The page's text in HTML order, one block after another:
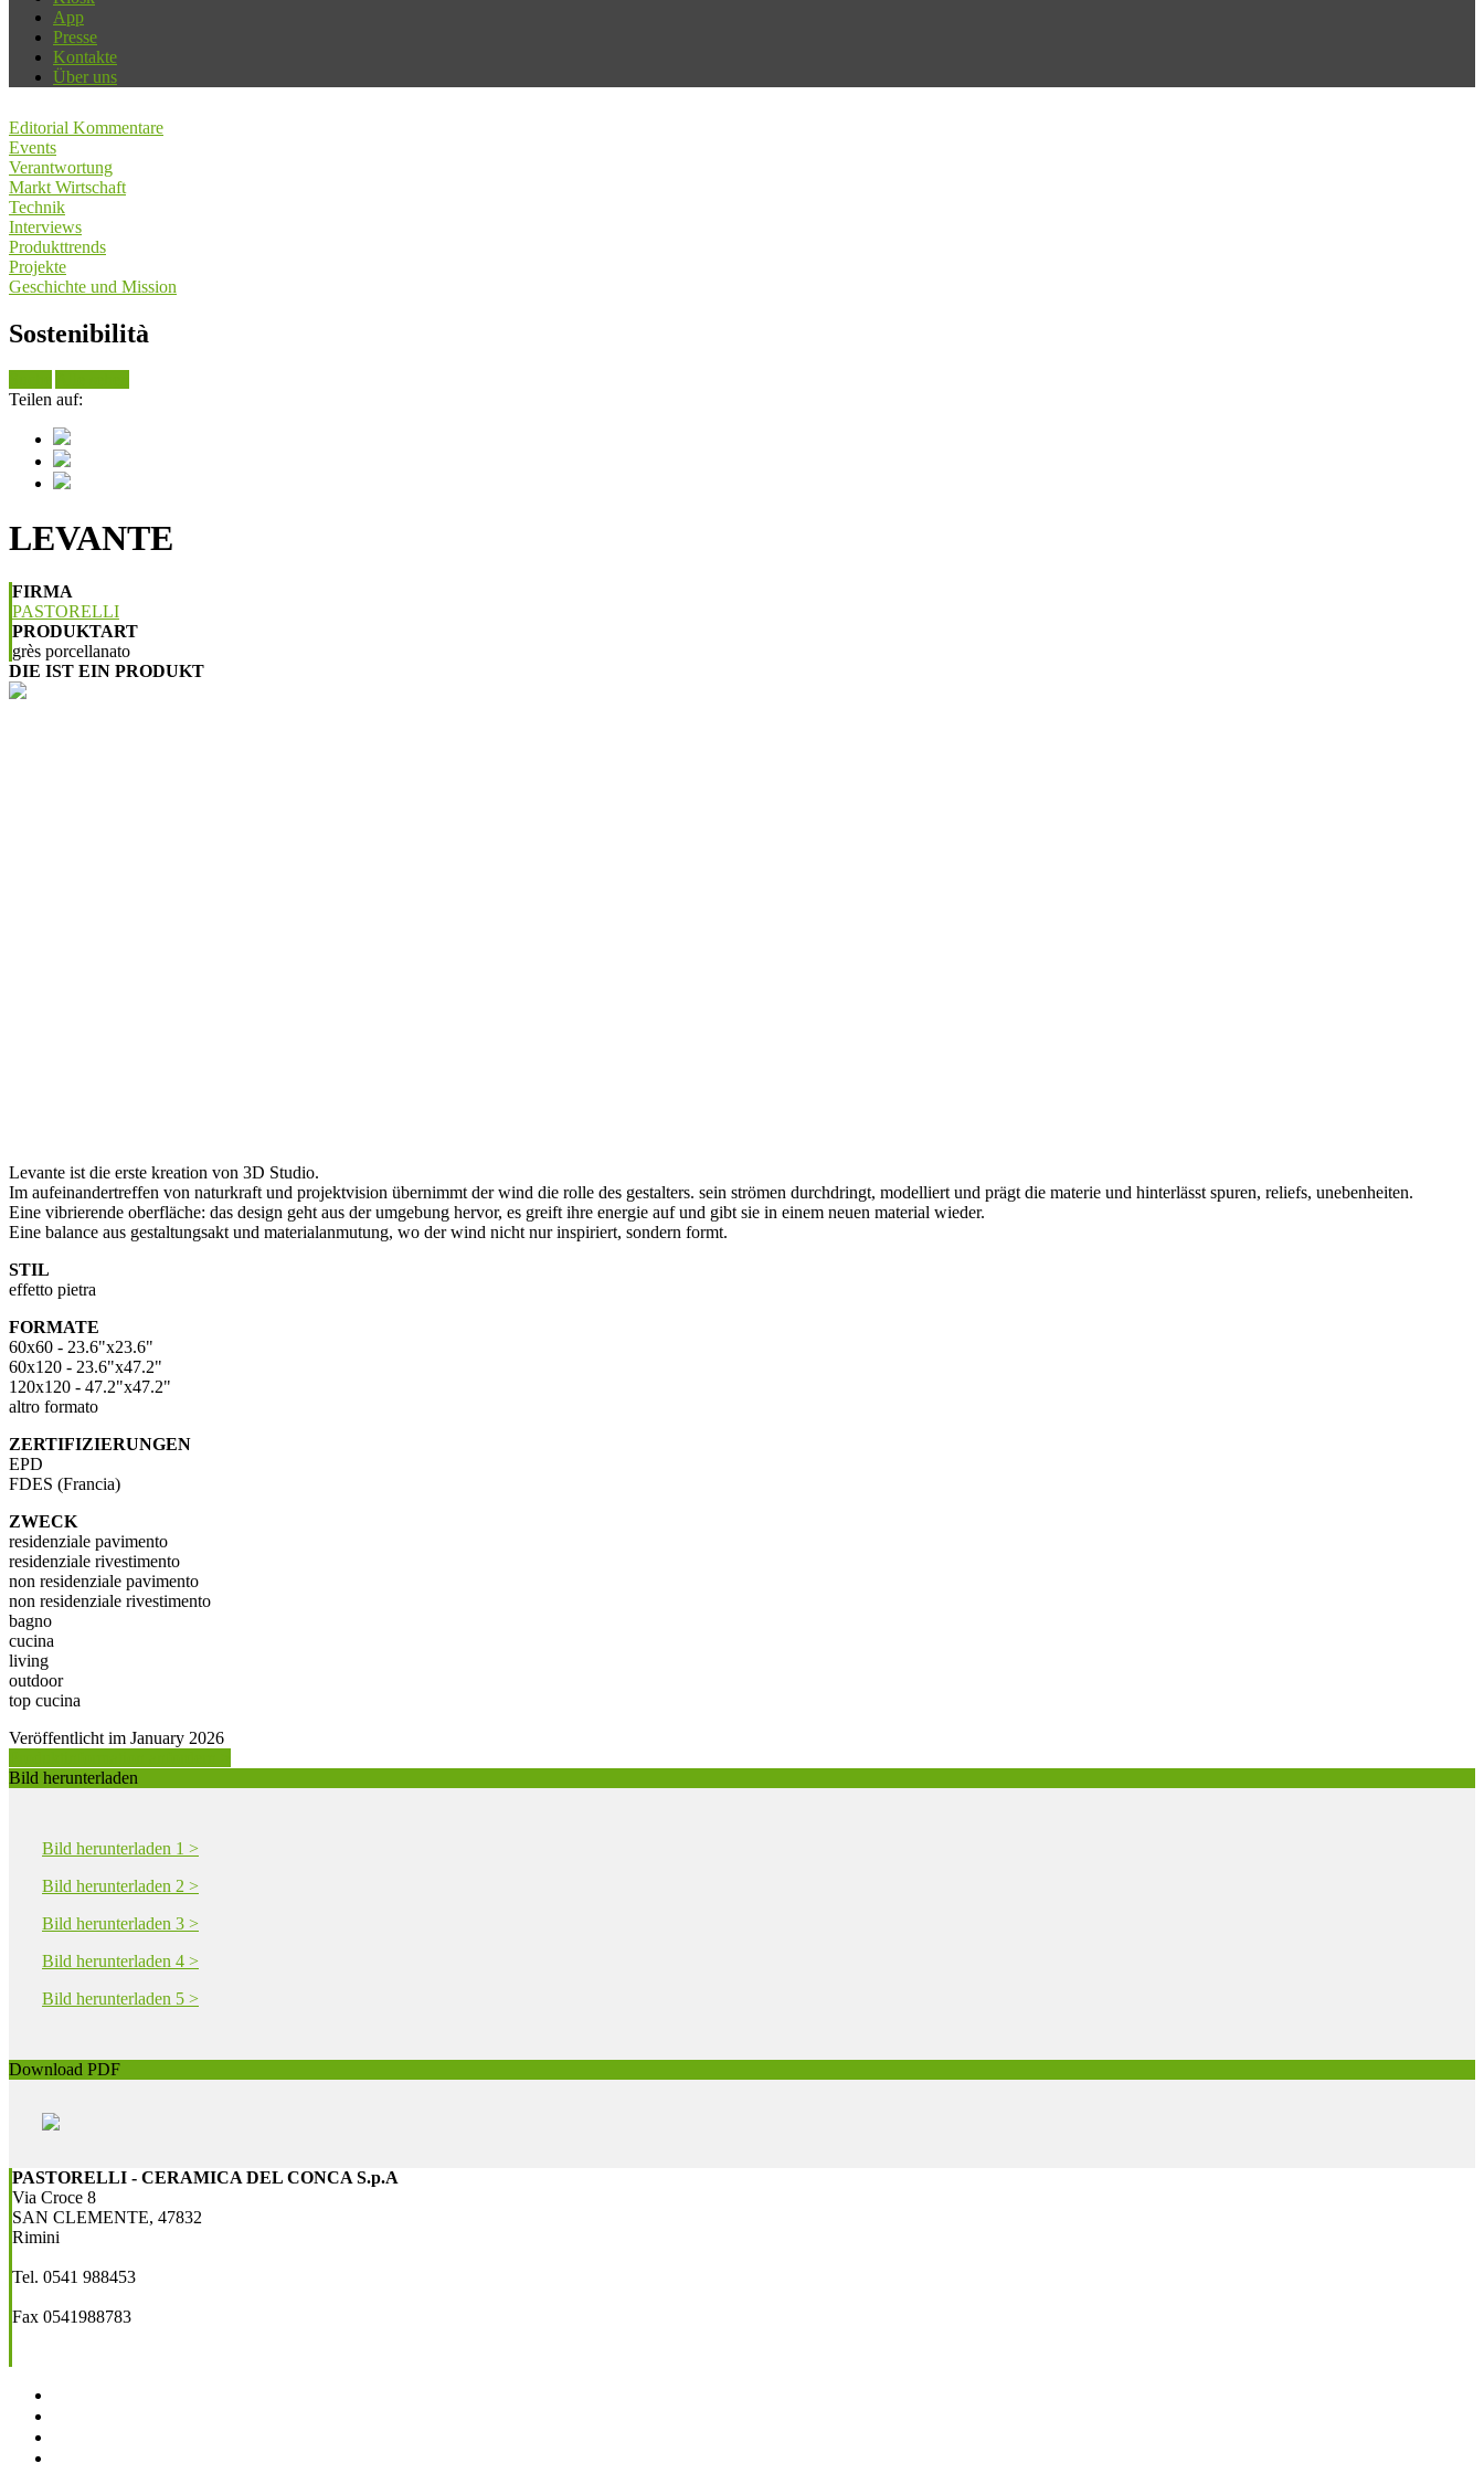
App
Presse
Kontakte
Über uns
Editorial Kommentare
Events
Verantwortung
Markt Wirtschaft
Technik
Interviews
Produkttrends
Projekte
Geschichte und Mission
Sostenibilità
Teilen auf:
LEVANTE
FIRMA
PASTORELLI
PRODUKTART
grès porcellanato
DIE IST EIN PRODUKT
Levante ist die erste kreation von 3D Studio.
Im aufeinandertreffen von naturkraft und projektvision übernimmt der wind die rolle des gestalters. sein strömen durchdringt, modelliert und prägt die materie und hinterlässt spuren, reliefs, unebenheiten.
Eine vibrierende oberfläche: das design geht aus der umgebung hervor, es greift ihre energie auf und gibt sie in einem neuen material wieder.
Eine balance aus gestaltungsakt und materialanmutung, wo der wind nicht nur inspiriert, sondern formt.
STIL
effetto pietra
FORMATE
60x60 - 23.6"x23.6"
60x120 - 23.6"x47.2"
120x120 - 47.2"x47.2"
altro formato
ZERTIFIZIERUNGEN
EPD
FDES (Francia)
ZWECK
residenziale pavimento
residenziale rivestimento
non residenziale pavimento
non residenziale rivestimento
bagno
cucina
living
outdoor
top cucina
Veröffentlicht im January 2026
Bild herunterladen
Bild herunterladen 1 >
Bild herunterladen 2 >
Bild herunterladen 3 >
Bild herunterladen 4 >
Bild herunterladen 5 >
Download PDF
PASTORELLI - CERAMICA DEL CONCA S.p.A
Via Croce 8
SAN CLEMENTE, 47832
Rimini
Tel. 0541 988453
Fax 0541988783